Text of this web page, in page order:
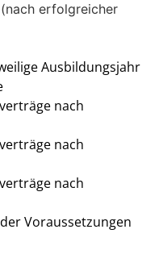
erfolgreicher
Ausbildungsjahr
nach
nach
nach
Voraussetzungen